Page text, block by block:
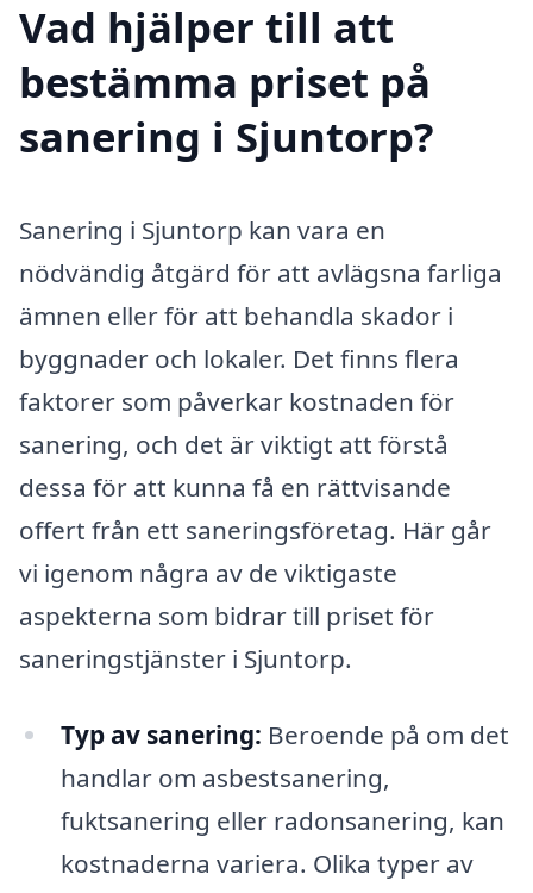
Vad hjälper till att
bestämma priset på
sanering i Sjuntorp?
Sanering i Sjuntorp kan vara en
nödvändig åtgärd för att avlägsna farliga
ämnen eller för att behandla skador i
byggnader och lokaler. Det finns flera
faktorer som påverkar kostnaden för
sanering, och det är viktigt att förstå
dessa för att kunna få en rättvisande
offert från ett saneringsföretag. Här går
vi igenom några av de viktigaste
aspekterna som bidrar till priset för
saneringstjänster i Sjuntorp.
Typ av sanering: Beroende på om det
handlar om asbestsanering,
fuktsanering eller radonsanering, kan
kostnaderna variera. Olika typer av